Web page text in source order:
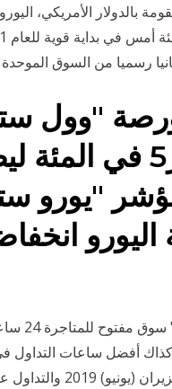
بالدولار الأمريكي،
"وول
سوق
أفضل ساعات التداول
بقوة خلال هذه الأيام